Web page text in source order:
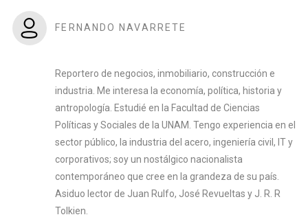
FERNANDO NAVARRETE
Reportero de negocios, inmobiliario, construcción e
industria. Me interesa la economía, política, historia y
antropología. Estudié en la Facultad de Ciencias
Políticas y Sociales de la UNAM. Tengo experiencia en el
sector público, la industria del acero, ingeniería civil, IT y
corporativos; soy un nostálgico nacionalista
contemporáneo que cree en la grandeza de su país.
Asiduo lector de Juan Rulfo, José Revueltas y J. R. R
Tolkien.